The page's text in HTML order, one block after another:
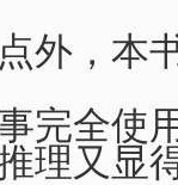
外，本
完全使
理又显